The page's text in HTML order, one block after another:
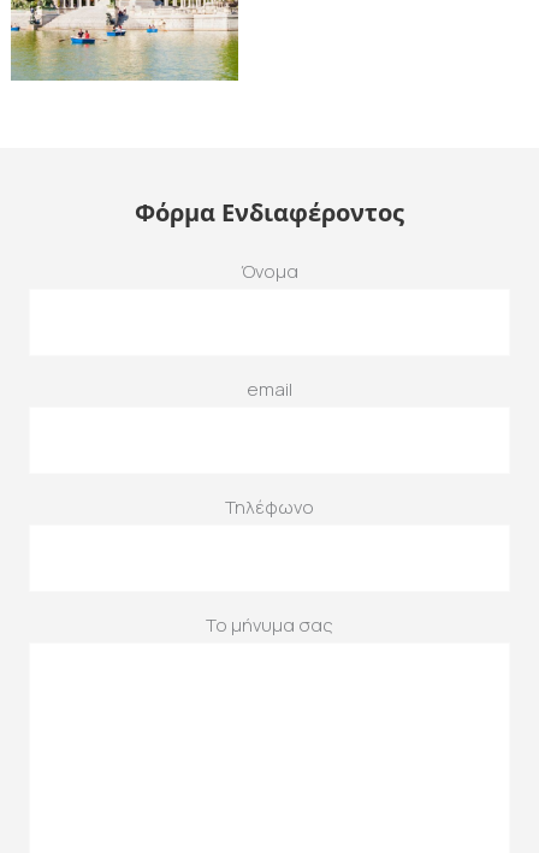
Φόρμα Ενδιαφέροντος
Όνομα
email
Τηλέφωνο
Το μήνυμα σας